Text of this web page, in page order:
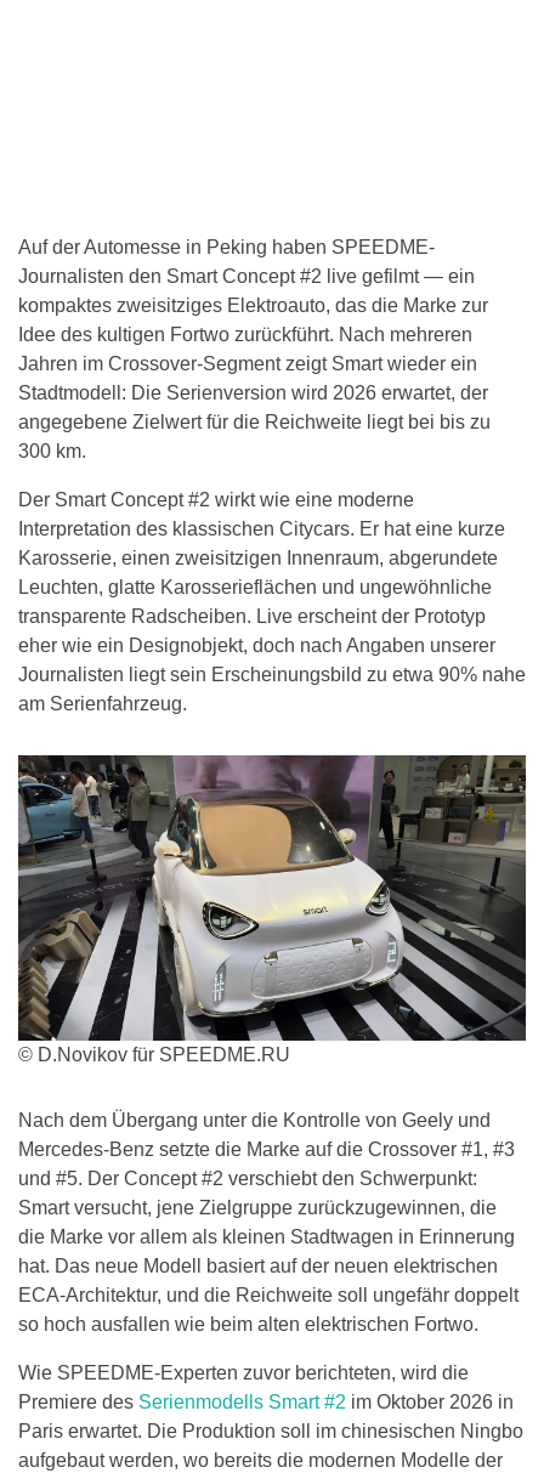
Auf der Automesse in Peking haben SPEEDME-
Journalisten den Smart Concept #2 live gefilmt — ein
kompaktes zweisitziges Elektroauto, das die Marke zur
Idee des kultigen Fortwo zurückführt. Nach mehreren
Jahren im Crossover-Segment zeigt Smart wieder ein
Stadtmodell: Die Serienversion wird 2026 erwartet, der
angegebene Zielwert für die Reichweite liegt bei bis zu
300 km.
Der Smart Concept #2 wirkt wie eine moderne
Interpretation des klassischen Citycars. Er hat eine kurze
Karosserie, einen zweisitzigen Innenraum, abgerundete
Leuchten, glatte Karosserieflächen und ungewöhnliche
transparente Radscheiben. Live erscheint der Prototyp
eher wie ein Designobjekt, doch nach Angaben unserer
Journalisten liegt sein Erscheinungsbild zu etwa 90% nahe
am Serienfahrzeug.
© D.Novikov für SPEEDME.RU
Nach dem Übergang unter die Kontrolle von Geely und
Mercedes-Benz setzte die Marke auf die Crossover #1, #3
und #5. Der Concept #2 verschiebt den Schwerpunkt:
Smart versucht, jene Zielgruppe zurückzugewinnen, die
die Marke vor allem als kleinen Stadtwagen in Erinnerung
hat. Das neue Modell basiert auf der neuen elektrischen
ECA-Architektur, und die Reichweite soll ungefähr doppelt
so hoch ausfallen wie beim alten elektrischen Fortwo.
Wie SPEEDME-Experten zuvor berichteten, wird die
Premiere des Serienmodells Smart #2 im Oktober 2026 in
Paris erwartet. Die Produktion soll im chinesischen Ningbo
aufgebaut werden, wo bereits die modernen Modelle der